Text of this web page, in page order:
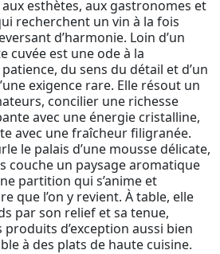
aux esthètes, aux gastronomes et
recherchent un vin à la fois
d’harmonie. Loin d’un
cuvée est une ode à la
du sens du détail et d’un
exigence rare. Elle résout un
concilier une richesse
avec une énergie cristalline,
avec une fraîcheur filigranée.
le palais d’une mousse délicate,
couche un paysage aromatique
partition qui s’anime et
que l’on y revient. À table, elle
par son relief et sa tenue,
d’exception aussi bien
à des plats de haute cuisine.